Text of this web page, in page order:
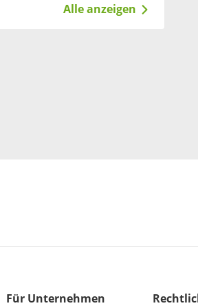
Alle anzeigen
Für Unternehmen